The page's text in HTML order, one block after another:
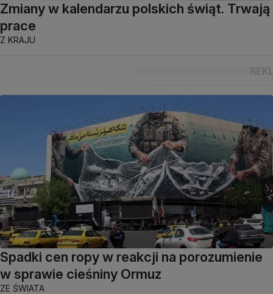
Zmiany w kalendarzu polskich świąt. Trwają
prace
Z KRAJU
Spadki cen ropy w reakcji na porozumienie
w sprawie cieśniny Ormuz
ZE ŚWIATA